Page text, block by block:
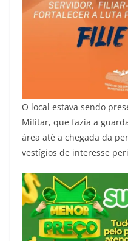
O local estava sendo
Militar, que fazia a
área até a chegada da
vestígios de interesse